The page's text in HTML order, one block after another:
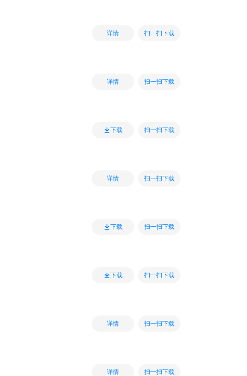
详情 扫一扫下载
详情 扫一扫下载
下载 扫一扫下载
详情 扫一扫下载
下载 扫一扫下载
下载 扫一扫下载
详情 扫一扫下载
详情 扫一扫下载